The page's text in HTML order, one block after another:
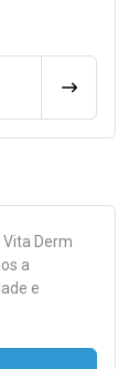
Vita Derm
a
e